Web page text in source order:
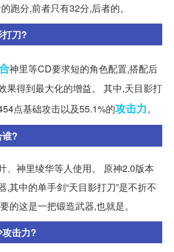
跑分,前者只有32分,后者的。
刀?
神里等CD要求短的角色配置,搭配后
果得到最大化的增益。 其中,天目影打
点基础攻击以及55.1%的攻击力。
谁?
、神里绫华等人使用。 原神2.0版本
,其中的单手剑“天目影打刀”是不折不
的这是一把锻造武器,也就是。
击力?